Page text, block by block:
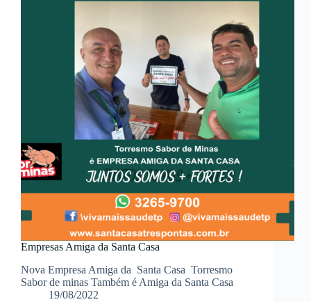
Empresas Amiga da Santa Casa
Nova Empresa Amiga da Santa Casa Torresmo
Sabor de minas Também é Amiga da Santa Casa
19/08/2022